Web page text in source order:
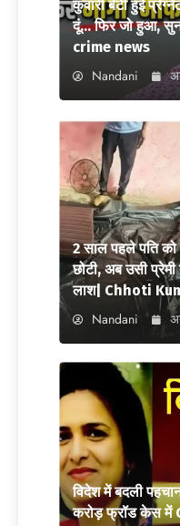
कुंवारी बेटी हुई
दूं… फिर जो हुआ,
crime news
Nandani
2 साल पहले पति को
छोटी, अब उसी
लाश| Chhoti
Nandani
विदेश में बदली
करोड़ फ्रॉड केस में